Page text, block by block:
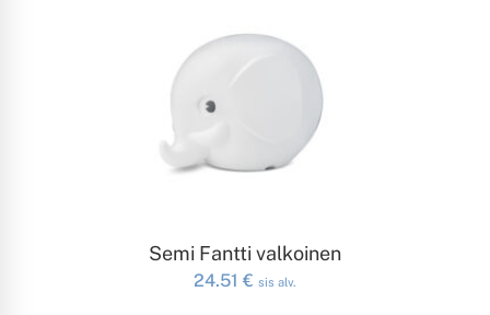
LISÄÄ OSTOSKORIIN
Semi Fantti valkoinen
24.51 € sis alv.